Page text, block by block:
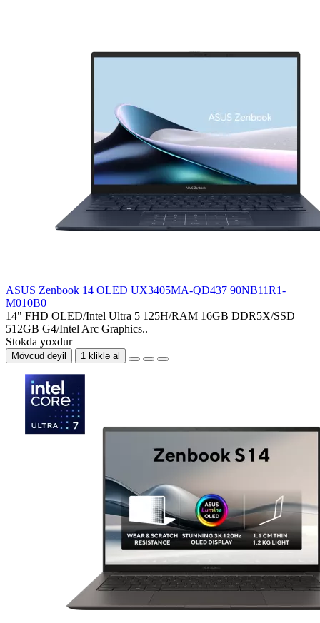
ASUS Zenbook 14 OLED UX3405MA-QD437 90NB11R1-
M010B0
14" FHD OLED/Intel Ultra 5 125H/RAM 16GB DDR5X/SSD
512GB G4/Intel Arc Graphics..
Stokda yoxdur
Mövcud deyil 1 kliklə al